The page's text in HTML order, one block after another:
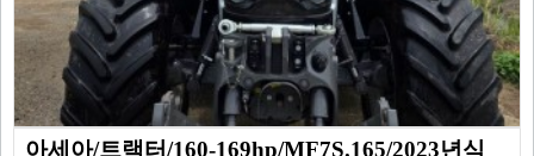
아세아/트랙터/160-169hp/MF7S.165/2023년식